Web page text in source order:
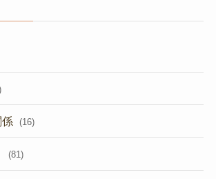
係 (16)
(81)